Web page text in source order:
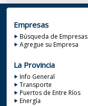
Empresas
Búsqueda de Empresas
Agregue su Empresa
La Provincia
Info General
Transporte
Puertos de Entre Ríos
Energía